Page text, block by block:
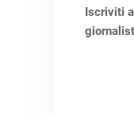
Iscriviti